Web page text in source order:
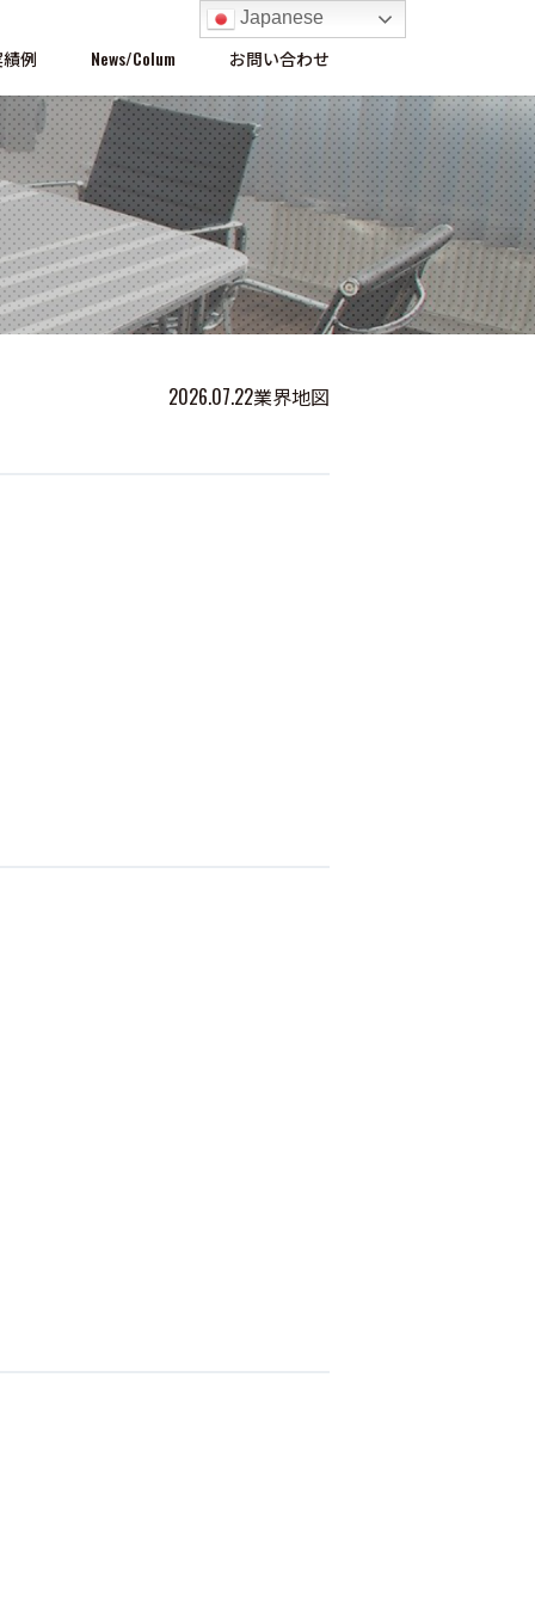
例 News/Colum お問い合わせ
2026.07.22業界地図
Japanese